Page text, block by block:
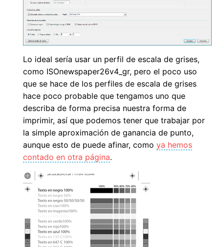
Lo ideal sería usar un perfil de escala de grises,
como ISOnewspaper26v4_gr, pero el poco uso
que se hace de los perfiles de escala de grises
hace poco probable que tengamos uno que
describa de forma precisa nuestra forma de
imprimir, así que podemos tener que trabajar por
la simple aproximación de ganancia de punto,
aunque esto de puede afinar, como ya hemos
contado en otra página.